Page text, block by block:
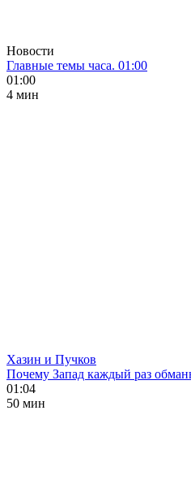
Новости
Главные темы часа. 01:00
01:00
4 мин
Хазин и Пучков
Почему Запад каждый раз
01:04
50 мин